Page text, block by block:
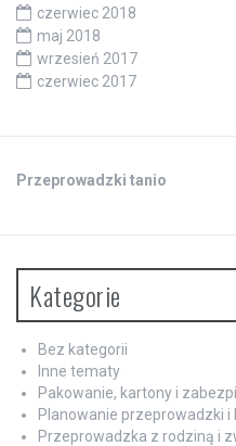
czerwiec 2018
maj 2018
wrzesień 2017
czerwiec 2017
Przeprowadzki tanio
Kategorie
Bez kategorii
Inne tematy
Pakowanie, kartony i
Planowanie przeprowadzki i
Przeprowadzka z rodziną i